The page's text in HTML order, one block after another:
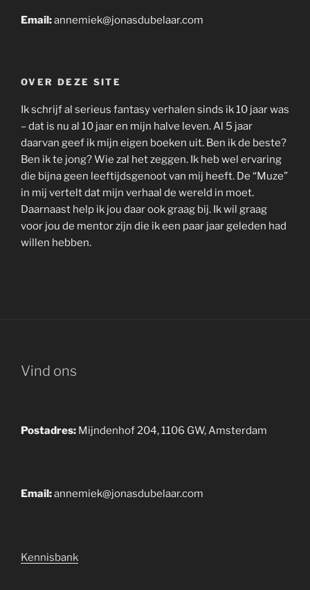
Email:annemiek@jonasdubelaar.com
OVER DEZE SITE
Ik schrijf al serieus fantasy verhalen sinds ik 10 jaar was
– dat is nu al 10 jaar en mijn halve leven. Al 5 jaar
daarvan geef ik mijn eigen boeken uit. Ben ik de beste?
Ben ik te jong? Wie zal het zeggen. Ik heb wel ervaring
die bijna geen leeftijdsgenoot van mij heeft. De “Muze”
in mij vertelt dat mijn verhaal de wereld in moet.
Daarnaast help ik jou daar ook graag bij. Ik wil graag
voor jou de mentor zijn die ik een paar jaar geleden had
willen hebben.
Vind ons
Postadres: Mijndenhof 204, 1106 GW, Amsterdam
Email:annemiek@jonasdubelaar.com
Kennisbank